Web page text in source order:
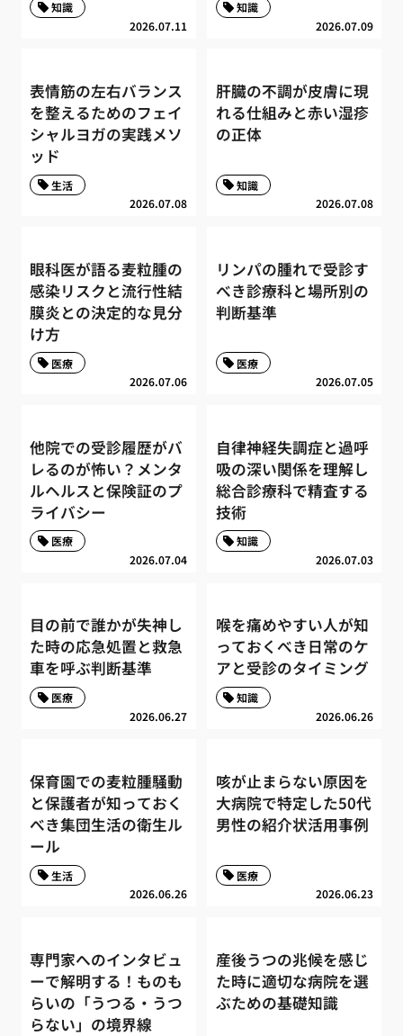
2026.07.11
知識
2026.07.09
知識
表情筋の左右バランス
を整えるためのフェイ
シャルヨガの実践メソ
ッド
2026.07.08
生活
肝臓の不調が皮膚に現
れる仕組みと赤い湿疹
の正体
2026.07.08
知識
眼科医が語る麦粒腫の
感染リスクと流行性結
膜炎との決定的な見分
け方
2026.07.06
医療
リンパの腫れで受診す
べき診療科と場所別の
判断基準
2026.07.05
医療
他院での受診履歴がバ
レるのが怖い？メンタ
ルヘルスと保険証のプ
ライバシー
2026.07.04
医療
自律神経失調症と過呼
吸の深い関係を理解し
総合診療科で精査する
技術
2026.07.03
知識
目の前で誰かが失神し
た時の応急処置と救急
車を呼ぶ判断基準
2026.06.27
医療
喉を痛めやすい人が知
っておくべき日常のケ
アと受診のタイミング
2026.06.26
知識
保育園での麦粒腫騒動
と保護者が知っておく
べき集団生活の衛生ル
ール
2026.06.26
生活
咳が止まらない原因を
大病院で特定した50代
男性の紹介状活用事例
2026.06.23
医療
専門家へのインタビュ
ーで解明する！ものも
らいの「うつる・うつ
らない」の境界線
産後うつの兆候を感じ
た時に適切な病院を選
ぶための基礎知識